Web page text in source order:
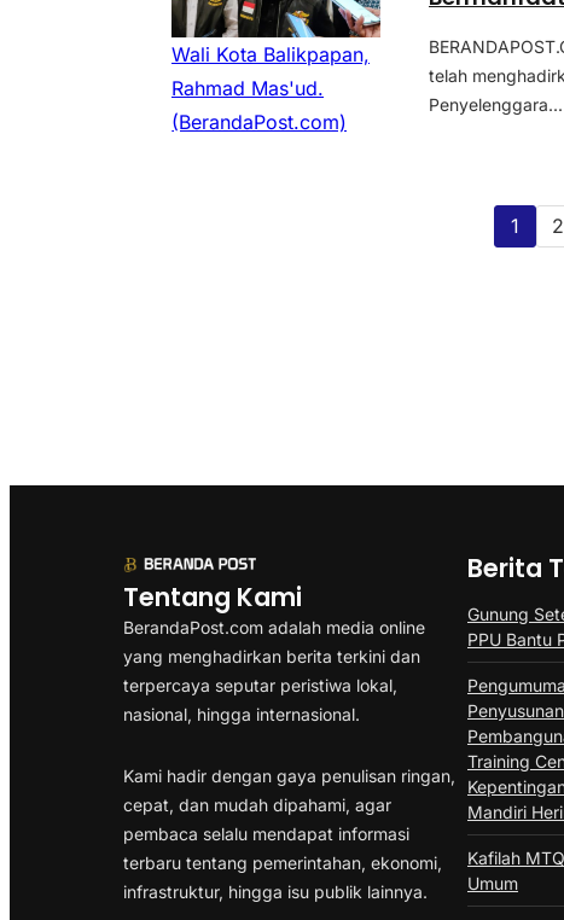
Wali Kota Balikpapan,
Rahmad Mas'ud.
(BerandaPost.com)
telah
Penyelenggara...
1 2
Tentang Kami
BerandaPost.com adalah media online
yang menghadirkan berita terkini dan
terpercaya seputar peristiwa lokal,
nasional, hingga internasional.
Kami hadir dengan gaya penulisan ringan,
cepat, dan mudah dipahami, agar
pembaca selalu mendapat informasi
terbaru tentang pemerintahan, ekonomi,
infrastruktur, hingga isu publik lainnya.
Berita
Gunung
PPU Bantu
Training
Mandiri
Kafilah
Umum